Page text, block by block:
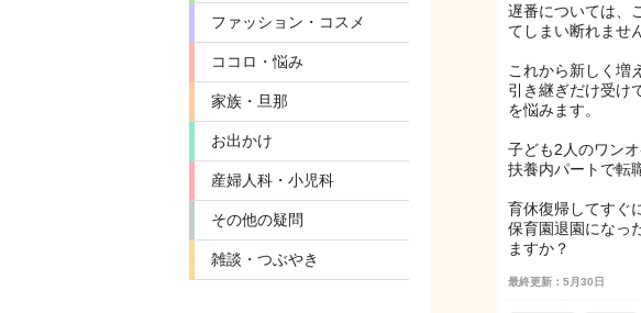
ファッション・コスメ
ココロ・悩み
家族・旦那
お出かけ
産婦人科・小児科
その他の疑問
雑談・つぶやき
遅番については、
てしまい断れませ
これから新しく増
引き継ぎだけ受け
を悩みます。
子ども2人のワン
扶養内パートで転
育休復帰してすぐ
保育園退園になっ
ますか？
最終更新：5月30日